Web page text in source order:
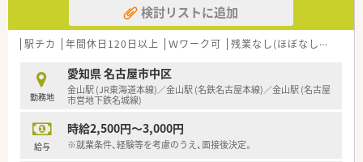
検討リストに追加
駅チカ 年間休日120日以上 Ｗワーク可 残業なし(ほぼなし含む)
勤務地
愛知県 名古屋市中区
金山駅 (JR東海道本線)／金山駅 (名鉄名古屋本線)／金山駅 (名古屋
市営地下鉄名城線)
給与
時給2,500円～3,000円
※就業条件、経験等を考慮のうえ、面接後決定。